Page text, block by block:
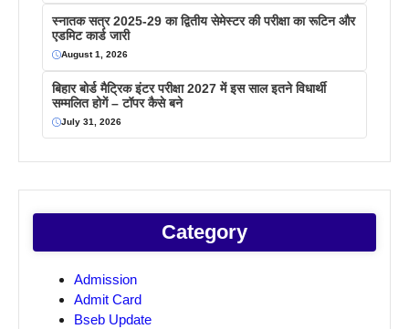
स्नातक सत्र 2025-29 का द्वितीय सेमेस्टर की परीक्षा का रूटिन और
एडमिट कार्ड जारी
August 1, 2026
बिहार बोर्ड मैट्रिक इंटर परीक्षा 2027 में इस साल इतने विधार्थी
सम्मलित होगें – टॉपर कैसे बने
July 31, 2026
Category
Admission
Admit Card
Bseb Update